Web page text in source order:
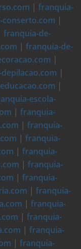
| franquia-
|
franquia-de-
| franquia-de-
|
|
|
escola-
| franquia-
| franquia-
| franquia-
| franquia-
| franquia-
| franquia-
| franquia-
| franquia-
| franquia-
| franquia-
| franquia-